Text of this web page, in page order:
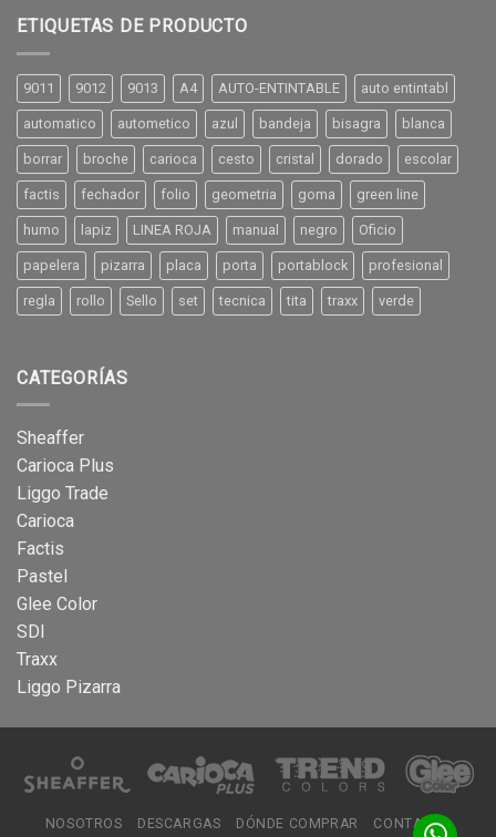
ETIQUETAS DE PRODUCTO
9011 9012 9013 A4 AUTO-ENTINTABLE auto entintabl
automatico autometico azul bandeja bisagra blanca
borrar broche carioca cesto cristal dorado escolar
factis fechador folio geometria goma green line
humo lapiz LINEA ROJA manual negro Oficio
papelera pizarra placa porta portablock profesional
regla rollo Sello set tecnica tita traxx verde
CATEGORÍAS
Sheaffer
Carioca Plus
Liggo Trade
Carioca
Factis
Pastel
Glee Color
SDI
Traxx
Liggo Pizarra
NOSOTROS DESCARGAS DÓNDE COMPRAR CONTACTO